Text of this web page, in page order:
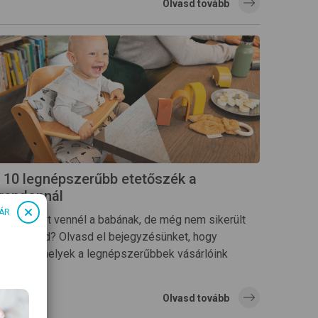
Olvasd tovább
10 legnépszerűbb etetőszék a
vennél a babának, de még nem sikerült
Olvasd el bejegyzésünket, hogy
melyek a legnépszerűbbek vásárlóink
Olvasd tovább